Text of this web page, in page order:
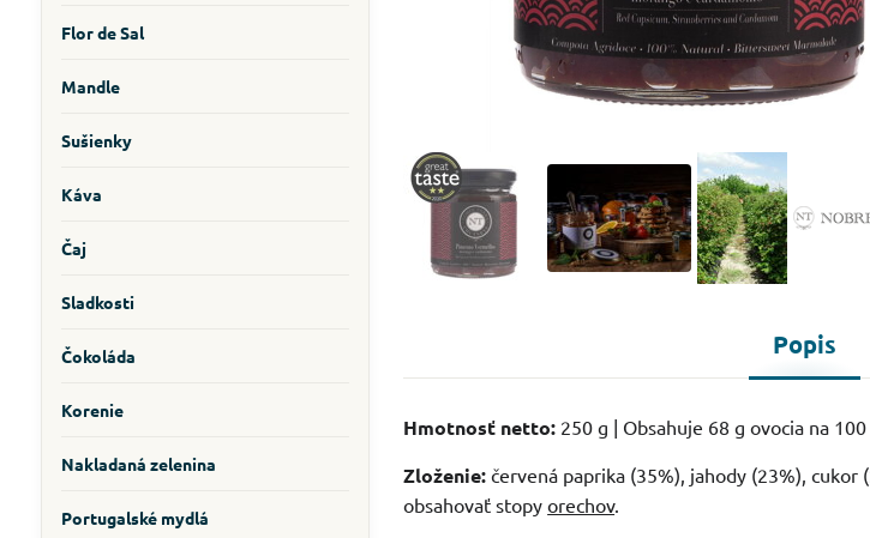
Popis
Hmotnosť netto: 250 g | Obsahuje 68 g ovocia na
Zloženie: červená paprika (35%), jahody (23%),
obsahovať stopyorechov.
Flor de Sal
Mandle
Sušienky
Káva
Čaj
Sladkosti
Čokoláda
Korenie
Nakladaná zelenina
Portugalské mydlá